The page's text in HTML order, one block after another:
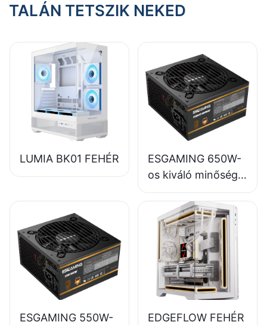
TALÁN TETSZIK NEKED
LUMIA BK01 FEHÉR
ESGAMING 650W-
os kiváló minőségű,
85%-os hatásfokú,
teljes modulos, 80+
bronz színű asztali
számítógép
tápegységek
ESB650W
ESGAMING 550W-
EDGEFLOW FEHÉR